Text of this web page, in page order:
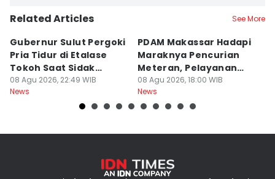
Related Articles See More
Gubernur Sulut Pergoki
Pria Tidur di Etalase
Tokoh Saat Sidak
Gedung
08 Agu 2026, 22:49 WIB
News
PDAM Makassar Hadapi
Maraknya Pencurian
Meteran, Pelayanan
Ikut Terdampak
08 Agu 2026, 18:00 WIB
News